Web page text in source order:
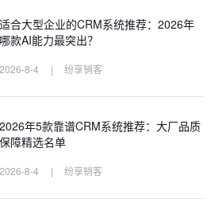
适合大型企业的CRM系统推荐：2026年
哪款AI能力最突出？
2026-8-4 | 纷享销客
2026年5款靠谱CRM系统推荐：大厂品质
保障精选名单
2026-8-4 | 纷享销客